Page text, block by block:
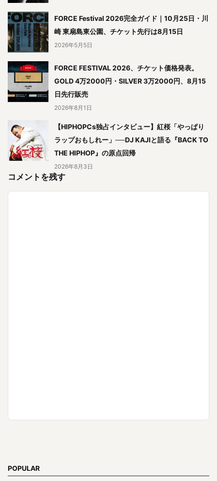
FORCE Festival 2026完全ガイド｜10月25日・川
崎 東扇島東公園、チケット先行は8月15日
2026年5月5日
FORCE FESTIVAL 2026、チケット価格発表。
GOLD 4万2000円・SILVER 3万2000円、8月15
日先行販売
2026年8月1日
【HIPHOPCs独占インタビュー】紅桜「やっぱり
ラップおもしれー」──DJ KAJIと語る『BACK TO
THE HIPHOP』の原点回帰
2026年8月3日
コメントを残す
POPULAR